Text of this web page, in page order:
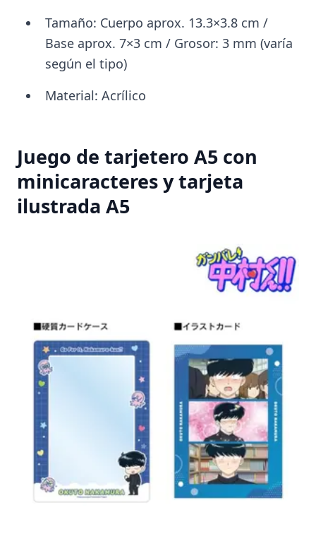
Tamaño: Cuerpo aprox. 13.3×3.8 cm /
Base aprox. 7×3 cm / Grosor: 3 mm (varía
según el tipo)
Material: Acrílico
Juego de tarjetero A5 con
minicaracteres y tarjeta
ilustrada A5